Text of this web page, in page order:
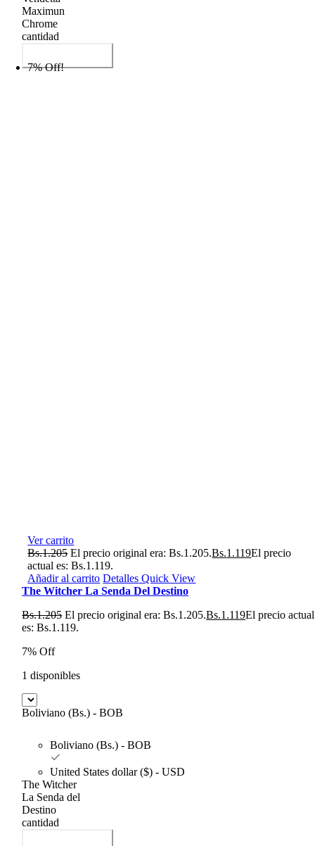
Maximun
Chrome
cantidad
7% Off!
Ver carrito
Bs.1.205 El precio original era: Bs.1.205.Bs.1.119El precio
actual es: Bs.1.119.
Añadir al carrito Detalles Quick View
The Witcher La Senda Del Destino
Bs.1.205 El precio original era: Bs.1.205.Bs.1.119El precio actual
es: Bs.1.119.
7% Off
1 disponibles
Boliviano (Bs.) - BOB
Boliviano (Bs.) - BOB
United States dollar ($) - USD
The Witcher
La Senda del
Destino
cantidad